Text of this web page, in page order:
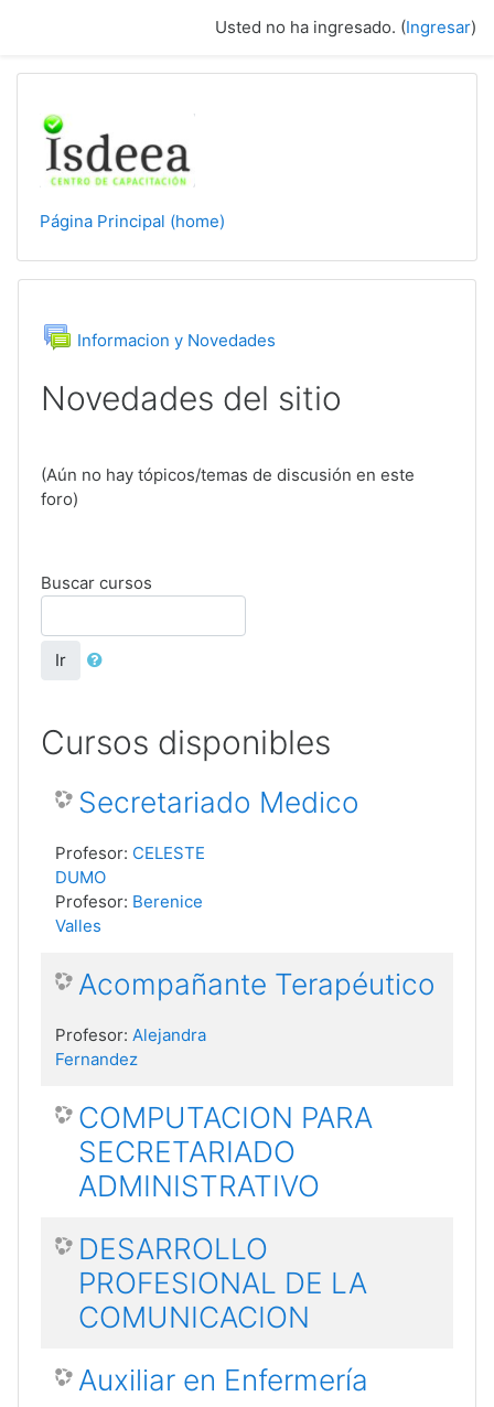
Usted no ha ingresado. (Ingresar)
Página Principal (home)
Informacion y Novedades
Foro
Novedades del sitio
(Aún no hay tópicos/temas de discusión en este
foro)
Buscar cursos
Ir
Cursos disponibles
Secretariado Medico
Profesor: CELESTE
DUMO
Profesor: Berenice
Valles
Acompañante Terapéutico
Profesor: Alejandra
Fernandez
COMPUTACION PARA
SECRETARIADO
ADMINISTRATIVO
DESARROLLO
PROFESIONAL DE LA
COMUNICACION
Auxiliar en Enfermería